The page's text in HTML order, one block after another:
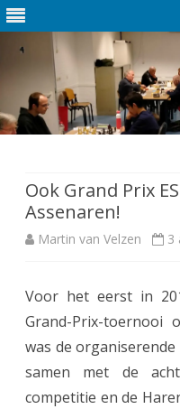
Ook Grand Prix
Assenaren!
Martin van Velzen 3
Voor het eerst in
Grand-Prix-toernooi
was de
samen met de
competitie en de